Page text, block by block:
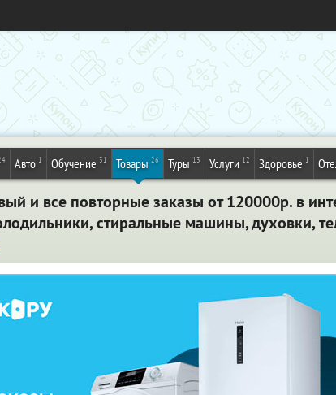
Авто 1 Обучение 31 Товары 26 Туры 13 Услуги 12 Здоровье 1
и все повторные заказы от 120000р. в
стиральные машины, духовки,